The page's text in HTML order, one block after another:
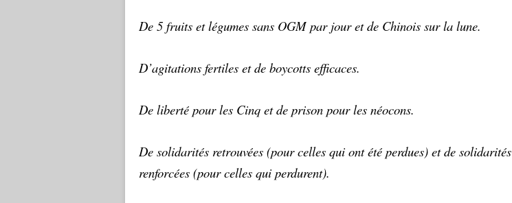
De 5 fruits et légumes sans OGM par jour et de Chinois sur la lune.
D’agitations fertiles et de boycotts efficaces.
De liberté pour les Cinq et de prison pour les néocons.
De solidarités retrouvées (pour celles qui ont été perdues) et de solidarités
renforcées (pour celles qui perdurent).